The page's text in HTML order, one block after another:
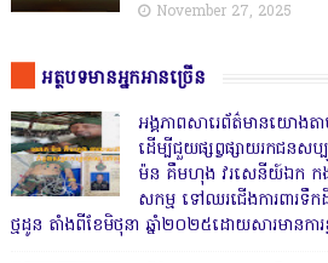
November 27, 2025
អត្ថបទមានអ្នកអានច្រើន
អង្គភាពសារេព័ត៌មានយោងត
ដើម្បីជួយផ្សព្វផ្សាយរកជនស
ម៉ន គឹមហុង វរសេនីយ៍ឯក ក
សកម្ម ទៅឈរជើងការពារទឹ
ថ្មដូន តាំងពីខែមិថុនា ឆ្នាំ២០២៥ដោយសារមានការ